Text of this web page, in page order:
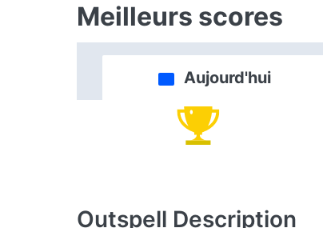
Meilleurs scores
Aujourd'hui
Outspell Description